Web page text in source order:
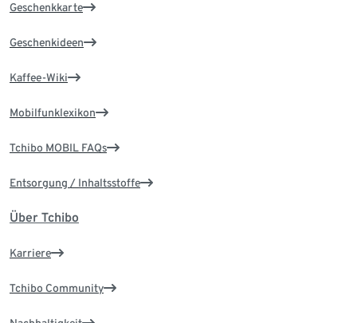
Geschenkkarte
Geschenkideen
Kaffee-Wiki
Mobilfunklexikon
Tchibo MOBIL FAQs
Entsorgung / Inhaltsstoffe
Über Tchibo
Karriere
Tchibo Community